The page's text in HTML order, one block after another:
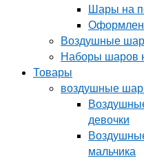
Шары на
Воздушные
Наборы шаров
Товары
воздушные
девочки
мальчика